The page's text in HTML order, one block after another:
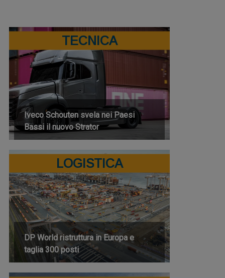
TECNICA
Iveco Schouten svela nei Paesi
Bassi il nuovo Strator
LOGISTICA
DP World ristruttura in Europa e
taglia 300 posti